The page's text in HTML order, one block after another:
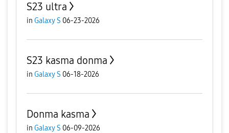
S23 ultra
in Galaxy S 06-23-2026
S23 kasma donma
in Galaxy S 06-18-2026
Donma kasma
in Galaxy S 06-09-2026